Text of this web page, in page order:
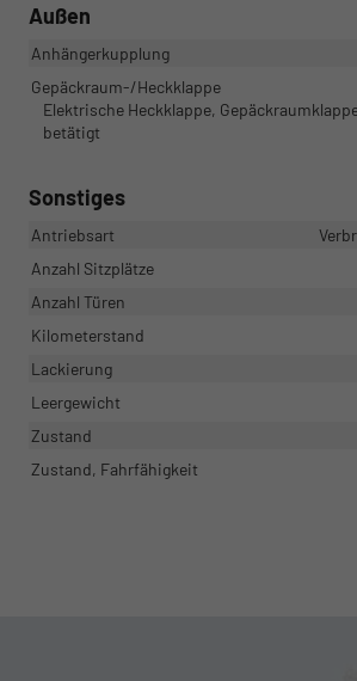
Außen
Anhängerkupplung
Gepäckraum-/Heckklappe
Elektrische Heckklappe,
betätigt
Sonstiges
Antriebsart
Anzahl Sitzplätze
Anzahl Türen
Kilometerstand
Lackierung
Leergewicht
Zustand
Zustand, Fahrfähigkeit